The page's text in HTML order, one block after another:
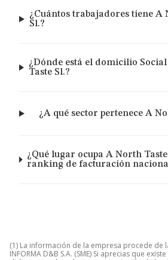
¿Cuántos trabajadores tiene A
Sl.?
¿Dónde está el domicilio
Taste Sl.?
¿A qué sector pertenece A
¿Qué lugar ocupa A North
ranking de facturación
(1) La información de la empresa procede de
INFORMA D&B S.A. (SME) Si aprecias que